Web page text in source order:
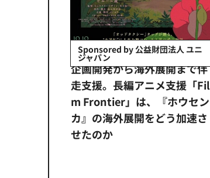
Sponsored by 公益財団法人 ユニ
ジャパン
企画開発から海外展開まで伴
走支援。長編アニメ支援「Fil
m Frontier」は、『ホウセン
カ』の海外展開をどう加速さ
せたのか